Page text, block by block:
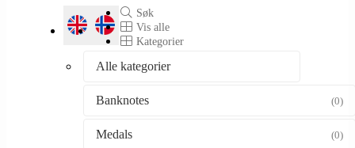
Søk
Vis alle
Kategorier
Alle kategorier
Banknotes (0)
Medals (0)